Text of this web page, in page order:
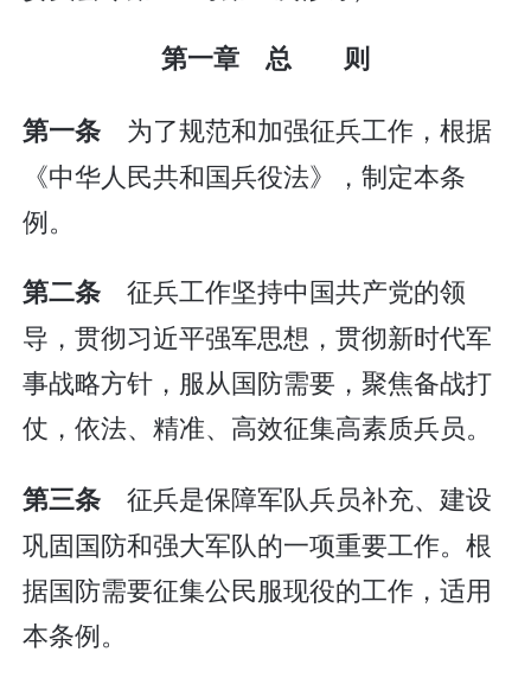
第一章 总 则
第一条 为了规范和加强征兵工作，根据
《中华人民共和国兵役法》，制定本条
例。
第二条 征兵工作坚持中国共产党的领
导，贯彻习近平强军思想，贯彻新时代军
事战略方针，服从国防需要，聚焦备战打
仗，依法、精准、高效征集高素质兵员。
第三条 征兵是保障军队兵员补充、建设
巩固国防和强大军队的一项重要工作。根
据国防需要征集公民服现役的工作，适用
本条例。